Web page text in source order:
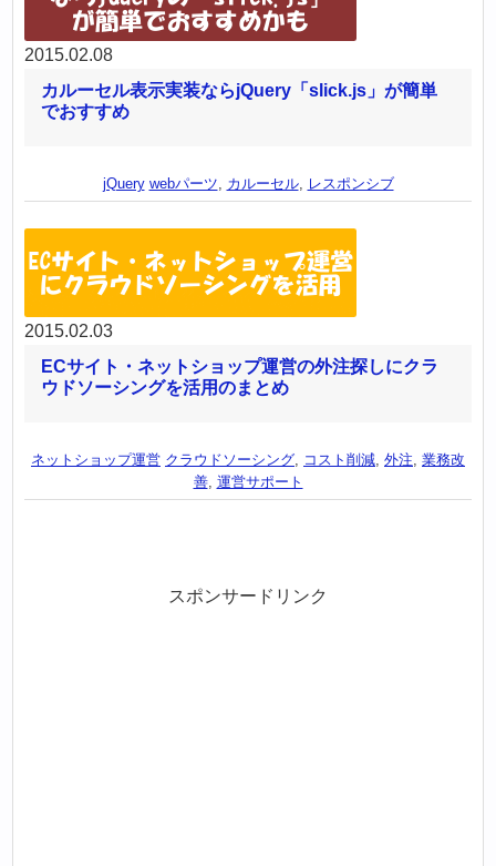
2015.02.08
カルーセル表示実装ならjQuery「slick.js」が簡単
でおすすめ
jQuery webパーツ, カルーセル, レスポンシブ
2015.02.03
ECサイト・ネットショップ運営の外注探しにクラ
ウドソーシングを活用のまとめ
ネットショップ運営 クラウドソーシング, コスト削減, 外注, 業務改
善, 運営サポート
スポンサードリンク